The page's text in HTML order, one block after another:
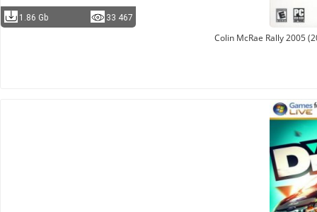
1.86 Gb 33 467
Colin McRae Rally 2005